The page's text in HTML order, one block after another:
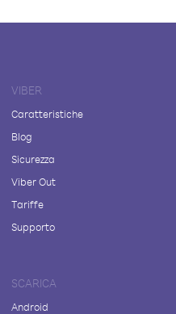
VIBER
Caratteristiche
Blog
Sicurezza
Viber Out
Tariffe
Supporto
SCARICA
Android